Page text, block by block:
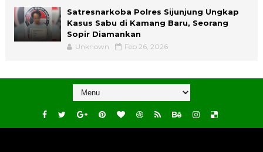
Satresnarkoba Polres Sijunjung Ungkap
Kasus Sabu di Kamang Baru, Seorang
Sopir Diamankan
Unknown Feb 26, 2026